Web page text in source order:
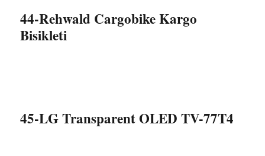
44-Rehwald Cargobike Kargo
Bisikleti
45-LG Transparent OLED TV-77T4